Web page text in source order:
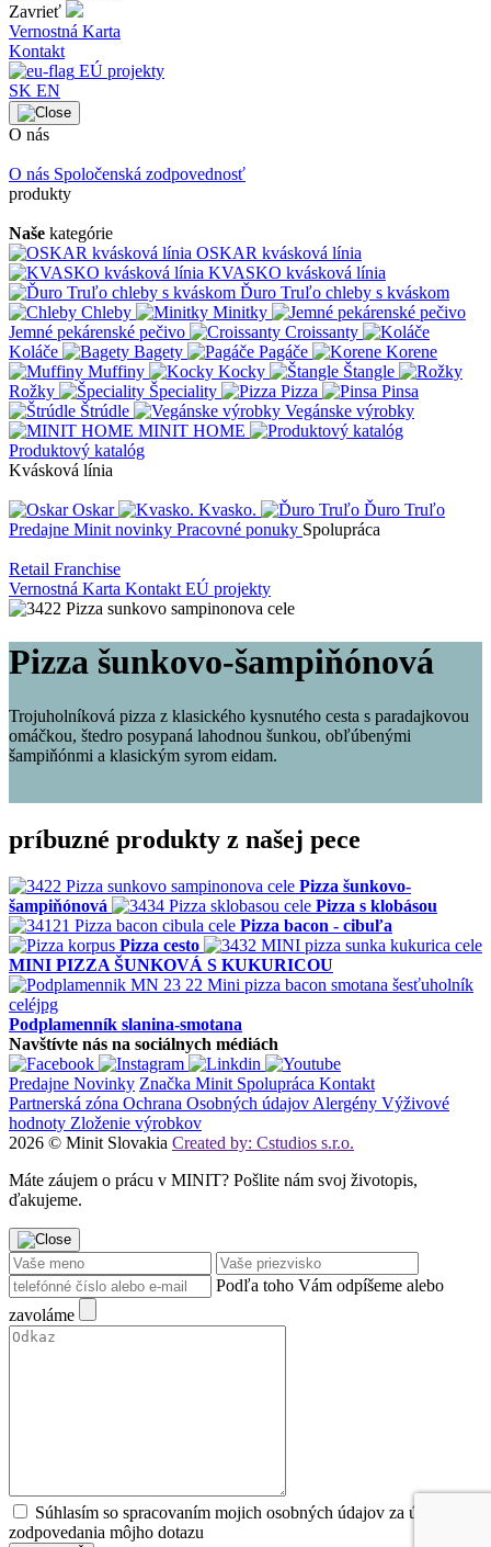
Zavrieť
Vernostná Karta
Kontakt
EÚ projekty
SK EN
O nás
O nás Spoločenská zodpovednosť
produkty
Naše kategórie
OSKAR kvásková línia
KVASKO kvásková línia
Ďuro Truľo chleby s kváskom
Chleby
Minitky
Jemné pekárenské pečivo
Croissanty
Koláče
Bagety Pagáče
Korene
Muffiny
Kocky
Štangle
Rožky
Špeciality Pizza
Pinsa
Štrúdle
Vegánske výrobky
MINIT HOME
Produktový katalóg
Kvásková línia
Oskar Kvasko.
Ďuro Truľo
Predajne Minit novinky Pracovné ponuky Spolupráca
Retail Franchise
Vernostná Karta Kontakt EÚ projekty
Pizza šunkovo-šampiňónová
Trojuholníková pizza z klasického kysnutého cesta s paradajkovou
omáčkou, štedro posypaná lahodnou šunkou, obľúbenými
šampiňónmi a klasickým syrom eidam.
príbuzné produkty z našej pece
Pizza šunkovo-
šampiňónová
Pizza s klobásou
Pizza bacon - cibuľa
Pizza cesto
MINI PIZZA ŠUNKOVÁ S KUKURICOU
Podplamenník slanina-smotana
Navštívte nás na sociálnych médiách
Predajne Novinky Značka Minit Spolupráca Kontakt
Partnerská zóna Ochrana Osobných údajov Alergény Výživové
hodnoty Zloženie výrobkov
2026 © Minit Slovakia Created by: Cstudios s.r.o.
Máte záujem o prácu v MINIT? Pošlite nám svoj životopis,
ďakujeme.
Podľa toho Vám odpíšeme alebo
zavoláme
Súhlasím so spracovaním mojich osobných údajov za účeľom
zodpovedania môjho dotazu